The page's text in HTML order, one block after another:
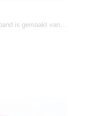
is gemaakt van…